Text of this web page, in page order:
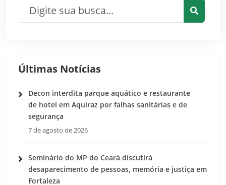
Últimas Notícias
Decon interdita parque aquático e restaurante
de hotel em Aquiraz por falhas sanitárias e de
segurança
7 de agosto de 2026
Seminário do MP do Ceará discutirá
desaparecimento de pessoas, memória e justiça em
Fortaleza